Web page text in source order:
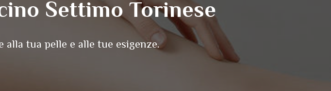
Settimo Torinese
tua pelle e alle tue esigenze.